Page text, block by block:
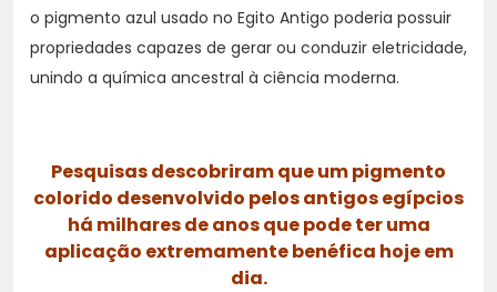
o pigmento azul usado no Egito Antigo poderia possuir
propriedades capazes de gerar ou conduzir eletricidade,
unindo a química ancestral à ciência moderna.
Pesquisas descobriram que um pigmento
colorido desenvolvido pelos antigos egípcios
há milhares de anos que pode ter uma
aplicação extremamente benéfica hoje em
dia.